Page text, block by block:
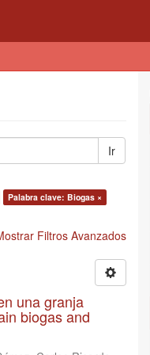
Ir
Palabra clave: Biogas ×
Filtros Avanzados
una granja
biogas and